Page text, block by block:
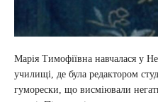
Марія Тимофіївна навчалася у
училищі, де була редактором
гуморески, що висміювали